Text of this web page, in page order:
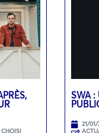
CHOISI
SWA :
21/